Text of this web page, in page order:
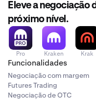
Eleve a negociação
próximo nível.
Pro Kraken Krak
Funcionalidades
Negociação com margem
Futures Trading
Negociação de OTC